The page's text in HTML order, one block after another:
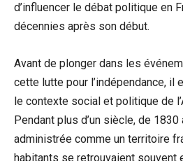
d’influencer le débat politique en
décennies après son début.
Avant de plonger dans les
cette lutte pour l’indépendance, il
le contexte social et politique de
Pendant plus d’un siècle, de 1830
administrée comme un territoire
habitants se retrouvaient souvent